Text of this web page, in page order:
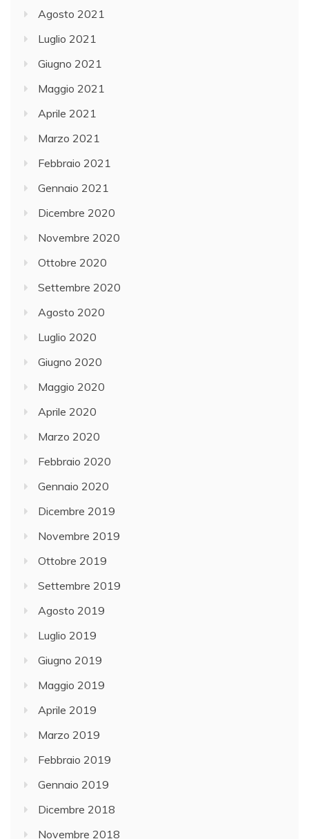
Agosto 2021
Luglio 2021
Giugno 2021
Maggio 2021
Aprile 2021
Marzo 2021
Febbraio 2021
Gennaio 2021
Dicembre 2020
Novembre 2020
Ottobre 2020
Settembre 2020
Agosto 2020
Luglio 2020
Giugno 2020
Maggio 2020
Aprile 2020
Marzo 2020
Febbraio 2020
Gennaio 2020
Dicembre 2019
Novembre 2019
Ottobre 2019
Settembre 2019
Agosto 2019
Luglio 2019
Giugno 2019
Maggio 2019
Aprile 2019
Marzo 2019
Febbraio 2019
Gennaio 2019
Dicembre 2018
Novembre 2018